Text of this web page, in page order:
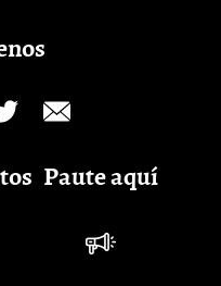
Paute aquí